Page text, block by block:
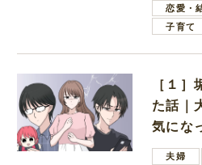
恋愛・
子育て
［１
た話｜
気にな
ない男
夫婦